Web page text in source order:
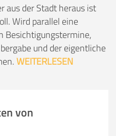
aus der Stadt heraus ist
Wird parallel eine
Besichtigungstermine,
und der eigentliche
WEITERLESEN
von